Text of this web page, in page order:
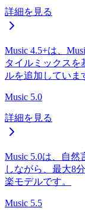
詳細を見る
Music 4.5+は、
タイルミックスを
ルを追加していま
Music 5.0
詳細を見る
Music 5.0は、自
しながら、最大8
楽モデルです。
Music 5.5